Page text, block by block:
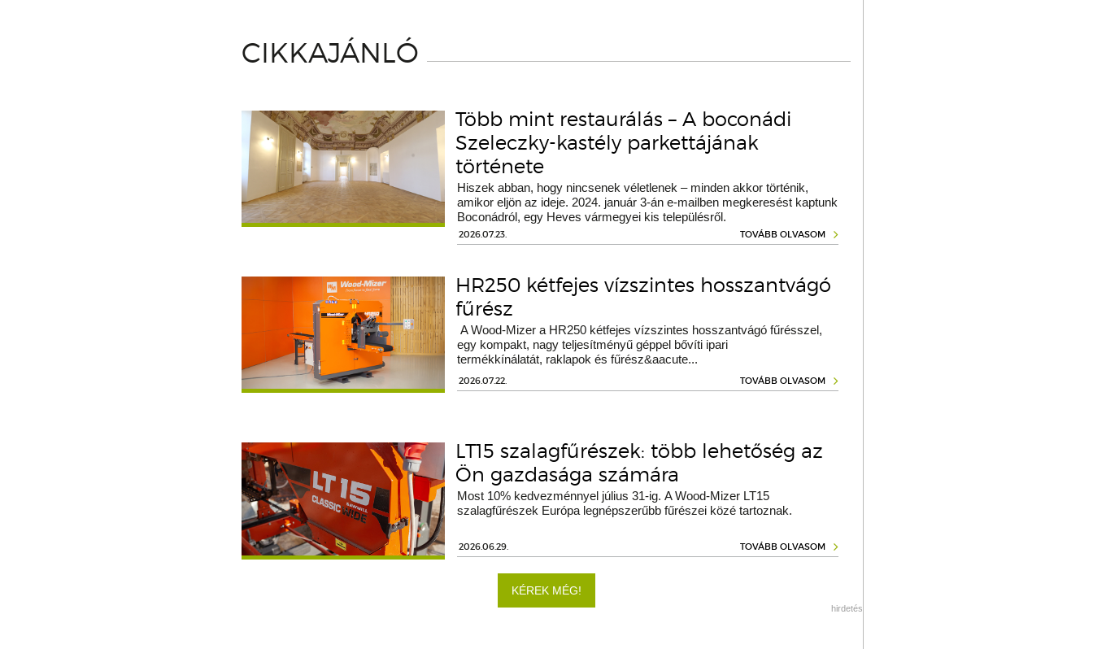
CIKKAJÁNLÓ
Több mint restaurálás – A boconádi
Szeleczky-kastély parkettájának
története
Hiszek abban, hogy nincsenek véletlenek – minden akkor történik,
amikor eljön az ideje. 2024. január 3-án e-mailben megkeresést kaptunk
Boconádról, egy Heves vármegyei kis településről.
2026.07.23. TOVÁBB OLVASOM
HR250 kétfejes vízszintes hosszantvágó
fűrész
A Wood-Mizer a HR250 kétfejes vízszintes hosszantvágó fűrésszel,
egy kompakt, nagy teljesítményű géppel bővíti ipari
termékkínálatát, raklapok és fűrész&aacute...
2026.07.22. TOVÁBB OLVASOM
LT15 szalagfűrészek: több lehetőség az
Ön gazdasága számára
Most 10% kedvezménnyel július 31-ig. A Wood-Mizer LT15
szalagfűrészek Európa legnépszerűbb fűrészei közé tartoznak.
2026.06.29. TOVÁBB OLVASOM
KÉREK MÉG!
hirdetés